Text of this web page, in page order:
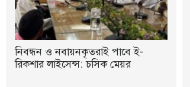
নিবন্ধন ও নবায়নকৃতরাই পাবে ই-
রিকশার লাইসেন্স: চসিক মেয়র